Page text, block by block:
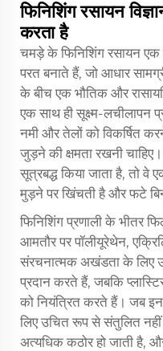
फिनिशिंग रसायन
करता है
चमड़े के फिनिशिंग रसायन
परत बनाते हैं, जो आधार
के बीच एक भौतिक और
एक साथ ही सूक्ष्म-लचीलापन
नमी और तेलों को विकर्षित
जुड़ने की क्षमता रखनी
सूत्रबद्ध किया जाता है, तो
मुड़ने पर खिंचती है और फटे
फिनिशिंग प्रणाली के भीतर
आमतौर पर पॉलीयूरेथेन,
संरचनात्मक अखंडता के लिए
प्रदान करते हैं, जबकि
को नियंत्रित करते हैं। जब
लिए उचित रूप से संतुलित नहीं
अत्यधिक कठोर हो जाती है,